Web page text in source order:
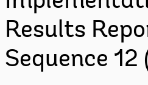
Results
Sequence 12